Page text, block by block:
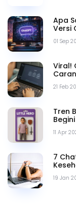
01 Sep
Apa
Versi
21 Feb
Viral!
11 Apr
Tren
19 Jan
7